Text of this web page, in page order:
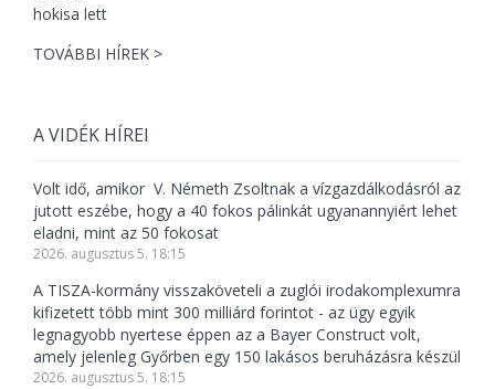
TOVÁBBI HÍREK >
A VIDÉK HÍREI
Volt idő, amikor V. Németh Zsoltnak a vízgazdálkodásról az
jutott eszébe, hogy a 40 fokos pálinkát ugyanannyiért lehet
eladni, mint az 50 fokosat
2026. augusztus 5. 18:15
A TISZA-kormány visszaköveteli a zuglói irodakomplexumra
kifizetett több mint 300 milliárd forintot - az ügy egyik
legnagyobb nyertese éppen az a Bayer Construct volt,
amely jelenleg Győrben egy 150 lakásos beruházásra készül
2026. augusztus 5. 18:15